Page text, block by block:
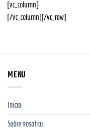
[vc_column]
[/vc_column][/vc_row]
MENU
Inicio
Sobre nosotros